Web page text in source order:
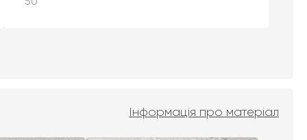
Інформація про матеріал